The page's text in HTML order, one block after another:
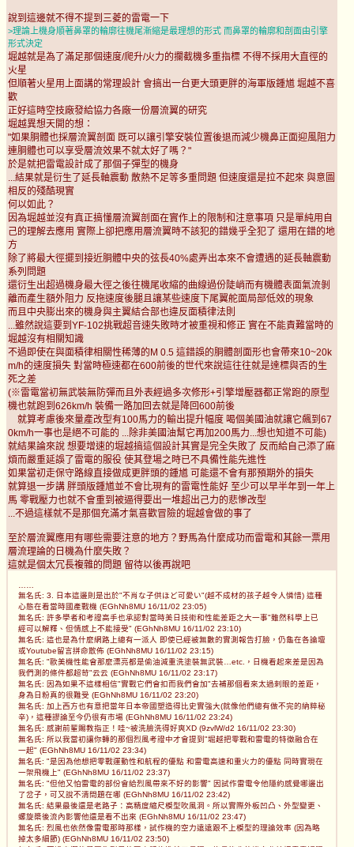
說到這邊就不得不提到三菱的雷電一下
>理論上機身順著鼻罩的輪廓往機尾漸縮是最理想的形式 而鼻罩的輪廓和剖面由引擎
形式決定
堀越就是為了滿足那個速度/爬升/火力的攔截機多重指標 不得不採用大直徑的
火星
但順著火星用上面講的常理設計 會搞出一台更大頭更胖的海軍版鍾馗 堀越不喜
歡
正好這時空技廠發給協力各廠一份層流翼的研究
堀越異想天開的想：
"如果胴體也採層流翼剖面 既可以讓引擎安裝位置後退而減少機鼻正面迎風阻力
連胴體也可以享受層流效果不就太好了嗎？"
於是就把雷電設計成了那個子彈型的機身
...結果就是衍生了延長軸震動 散熱不足等多重問題 但速度還是拉不起來 與意圖
相反的殘酷現實
何以如此？
因為堀越並沒有真正搞懂層流翼剖面在實作上的限制和注意事項 只是單純用自
己的理解去應用 實際上卻把應用層流翼時不該犯的錯幾乎全犯了 還用在錯的地
方
除了將最大徑擺到接近胴體中央的弦長40%處弄出本來不會遭遇的延長軸震動
系列問題
還衍生出超過機身最大徑之後往機尾收縮的曲線過份陡峭而有機體表面氣流剝
離而產生額外阻力 反拖速度後腿且讓某些速度下尾翼舵面局部低效的現象
而且中央膨出來的機身與主翼結合部也違反面積律法則
...雖然說這要到YF-102挑戰超音速失敗時才被重視和修正 實在不能責難當時的
堀越沒有相關知識
不過即使在與面積律相關性稀薄的M 0.5 這錯誤的胴體剖面形也會帶來10~20k
m/h的速度損失 對當時極速都在600前後的世代來說這往往就是達標與否的生
死之差
(※雷電當初無武裝無防彈而且外表經過多次修形+引擎增壓器都正常跑的原型
機也就跑到626km/h 裝備一路加回去就是降回600前後
就算考慮後來量產改型有100馬力的輸出提升幅度 喝個美國油就讓它飆到67
0km/h一事也是絕不可能的 ...除非美國油幫它再加200馬力...想也知道不可能)
就結果論來說 想要增速的堀越搞這個設計其實是完全失敗了 反而給自己添了麻
煩而嚴重延誤了雷電的服役 使其登場之時已不具備性能先進性
如果當初走保守路線直接做成更胖頭的鍾馗 可能還不會有那預期外的損失
就算退一步講 胖頭版鍾馗並不會比現有的雷電性能好 至少可以早半年到一年上
馬 零戰壓力也就不會重到被逼得要出一堆超出己力的悲慘改型
...不過這樣就不是那個充滿才氣喜歡冒險的堀越會做的事了
至於層流翼應用有哪些需要注意的地方？野馬為什麼成功而雷電和其餘一票用
層流理論的日機為什麼失敗？
這就是個太冗長複雜的問題 留待以後再說吧
無名氏: 3. 日本這邊則是出於"不肖な子供ほど可愛い"(越不成材的孩子越令人憐惜) 這種
心態在看當時國產戰機 (EGhNh8MU 16/11/02 23:05)
無名氏: 許多學者和考證高手也承認對當時美日技術和性能差距之大一事"雖然科學上已
經可以解釋、但情感上不能接受" (EGhNh8MU 16/11/02 23:10)
無名氏: 這也是為什麼網路上總有一派人 即使已經被無數的實測報告打臉，仍龜在各論壇
或Youtube留言拼命散佈 (EGhNh8MU 16/11/02 23:15)
無名氏: "歐美機性能會那麼漂亮都是偷油減重洗塗裝無武裝…etc.，日機看起來差是因為
我們測的條件都超苛"云云 (EGhNh8MU 16/11/02 23:17)
無名氏: 因為如果不這樣相信"實戰它們會扣而我們會加"去補那個看來太過刺眼的差距，
身為日粉真的很難受 (EGhNh8MU 16/11/02 23:20)
無名氏: 加上西方也有意把當年日本帝國塑造得比史實強大(就像他們總有做不完的納粹秘
辛)，這種謬論至今仍很有市場 (EGhNh8MU 16/11/02 23:24)
無名氏: 感謝前輩賜教指正！哇~被洗臉洗得好爽XD (9zvlW/d2 16/11/02 23:30)
無名氏: 所以我當初讓你轉的那個烈風考證中才會提到"堀越把零戰和雷電的特徵融合在
一起" (EGhNh8MU 16/11/02 23:34)
無名氏: "是因為他想把零戰運動性和航程的優點 和雷電高速和重火力的優點 同時實現在
一架飛機上" (EGhNh8MU 16/11/02 23:37)
無名氏: "但他又怕雷電的部份會給烈風帶來不好的影響" 因試作雷電令他隱約感覺哪邊出
了岔子，可又說不清問題在哪 (EGhNh8MU 16/11/02 23:42)
無名氏: 結果最後還是老路子：高精度縮尺模型吹風洞。所以實際外板凹凸、外型變更、
螺旋槳後流內影響他還是看不出來 (EGhNh8MU 16/11/02 23:47)
無名氏: 烈風也依然像雷電那時那樣，試作機的空力遠遠跟不上模型的理論效率 (因為略
掉太多細節) (EGhNh8MU 16/11/02 23:50)